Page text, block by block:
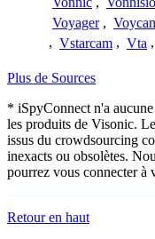
Voyager ,
, Vstarcam , Vta ,
Plus de Sources
* iSpyConnect n'a
les produits de Visonic.
issus du crowdsourcing
inexacts ou obsolètes.
pourrez vous connecter à
Retour en haut